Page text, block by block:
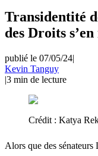
Transidentité
des Droits s’en
publié le 07/05/24|
Kevin Tanguy
|3 min de lecture
Crédit : Katya
Alors que des